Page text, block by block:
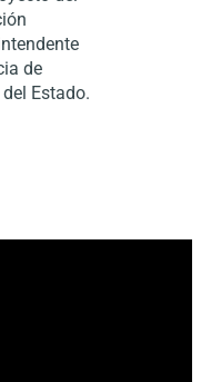
de
Estado.